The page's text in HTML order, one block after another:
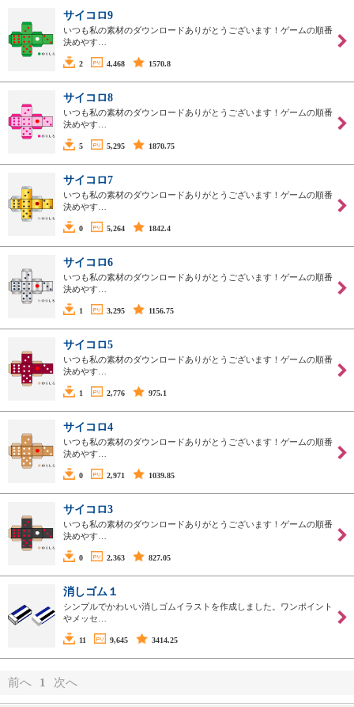
サイコロ9
いつも私の素材のダウンロードありがとうございます！ゲームの順番
決めやす…
2 4,468 1570.8
サイコロ8
いつも私の素材のダウンロードありがとうございます！ゲームの順番
決めやす…
5 5,295 1870.75
サイコロ7
いつも私の素材のダウンロードありがとうございます！ゲームの順番
決めやす…
0 5,264 1842.4
サイコロ6
いつも私の素材のダウンロードありがとうございます！ゲームの順番
決めやす…
1 3,295 1156.75
サイコロ5
いつも私の素材のダウンロードありがとうございます！ゲームの順番
決めやす…
1 2,776 975.1
サイコロ4
いつも私の素材のダウンロードありがとうございます！ゲームの順番
決めやす…
0 2,971 1039.85
サイコロ3
いつも私の素材のダウンロードありがとうございます！ゲームの順番
決めやす…
0 2,363 827.05
消しゴム１
シンプルでかわいい消しゴムイラストを作成しました。ワンポイント
やメッセ…
11 9,645 3414.25
前へ 1 次へ